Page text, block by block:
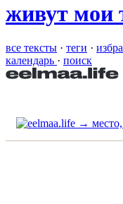
все тексты · теги ·
календарь · поиск